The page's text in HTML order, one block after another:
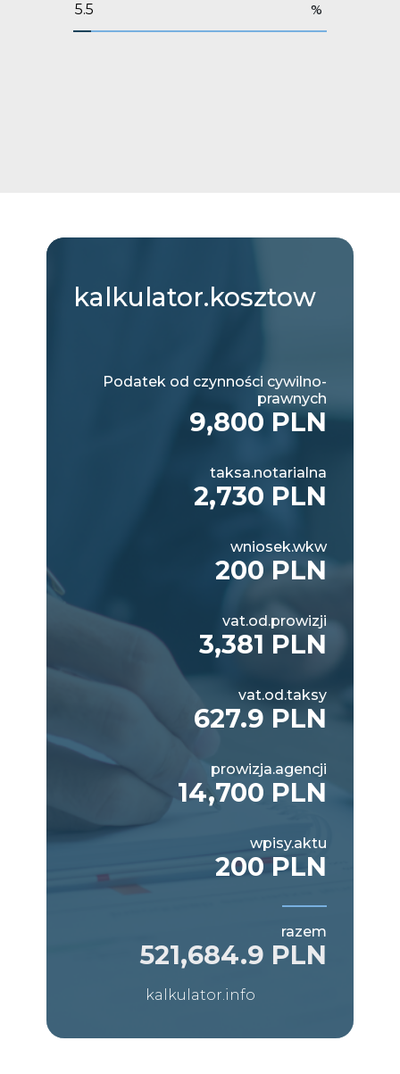
%
kalkulator.kosztow
Podatek od czynności cywilno-
prawnych
9,800 PLN
taksa.notarialna
2,730 PLN
wniosek.wkw
200 PLN
vat.od.prowizji
3,381 PLN
vat.od.taksy
627.9 PLN
prowizja.agencji
14,700 PLN
wpisy.aktu
200 PLN
razem
521,684.9 PLN
kalkulator.info